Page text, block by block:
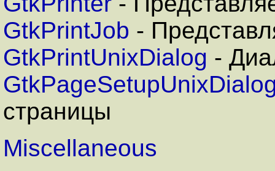
GtkPrintJob -
GtkPrintUnixDialog -
страницы
Miscellaneous